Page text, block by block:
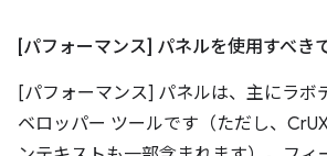
[パフォーマンス] パネルを使用すべき
[パフォーマンス] パネルは、主にラボ
ベロッパー ツールです（ただし、